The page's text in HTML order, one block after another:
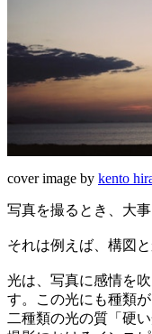
cover image by kento
写真を撮るとき、大
それは例えば、構図
光は、写真に感情を
す。この光にも種類
二種類の光の質「硬